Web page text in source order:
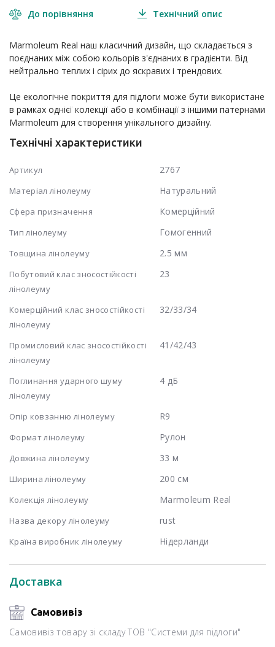
До порівняння Технічний опис
Доставка
Самовивіз
Самовивіз товару зі складу ТОВ "Системи для підлоги"
Marmoleum Real наш класичний дизайн, що складається з
поєднаних між собою кольорів з'єднаних в градієнти. Від
нейтрально теплих і сірих до яскравих і трендових.
Це екологічне покриття для підлоги може бути використане
в рамках однієї колекції або в комбінації з іншими патернами
Marmoleum для створення унікального дизайну.
Технічні характеристики
Артикул 2767
Матеріал лінолеуму Натуральний
Сфера призначення Комерційний
Тип лінолеуму Гомогенний
Товщина лінолеуму 2.5 мм
Побутовий клас зносостійкості
лінолеуму
23
Комерційний клас зносостійкості
лінолеуму
32/33/34
Промисловий клас зносостійкості
лінолеуму
41/42/43
Поглинання ударного шуму
лінолеуму
4 дБ
Опір ковзанню лінолеуму R9
Формат лінолеуму Рулон
Довжина лінолеуму 33 м
Ширина лінолеуму 200 см
Колекція лінолеуму Marmoleum Real
Назва декору лінолеуму rust
Країна виробник лінолеуму Нідерланди